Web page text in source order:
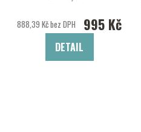
888,39 Kč bez DPH 995 Kč
DETAIL